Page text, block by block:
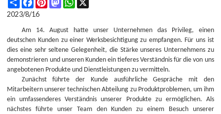
2023/8/16
Am 14. August hatte unser Unternehmen das Privileg, einen
deutschen Kunden zu einer Werksbesichtigung zu empfangen. Für uns ist
dies eine sehr seltene Gelegenheit, die Stärke unseres Unternehmens zu
demonstrieren und unseren Kunden ein tieferes Verständnis für die von uns
angebotenen Produkte und Dienstleistungen zu vermitteln.
Zunächst führte der Kunde ausführliche Gespräche mit den
Mitarbeitern unserer technischen Abteilung zu Produktproblemen, um ihm
ein umfassenderes Verständnis unserer Produkte zu ermöglichen. Als
nächstes führte unser Team den Kunden zu einem Besuch unserer